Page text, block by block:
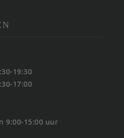
19:30
17:00
9:00-15:00 uur